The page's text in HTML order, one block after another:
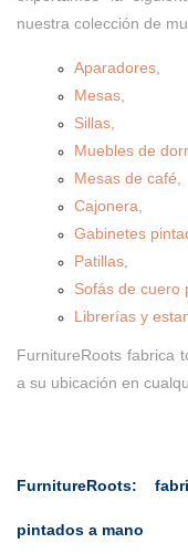
nuestra colección de
Aparadores
Mesas
Sillas
Muebles de
Mesas de café
Cajonera
Gabinetes
Patillas
Sofás de cuero
Librerías y
FurnitureRoots fabrica
a su ubicación en
FurnitureRoots:
pintados a mano